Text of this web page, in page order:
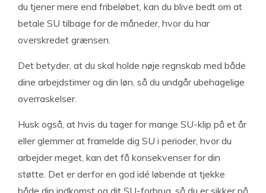
du tjener mere end fribeløbet, kan du blive bedt om at
betale SU tilbage for de måneder, hvor du har
overskredet grænsen.
Det betyder, at du skal holde nøje regnskab med både
dine arbejdstimer og din løn, så du undgår ubehagelige
overraskelser.
Husk også, at hvis du tager for mange SU-klip på et år
eller glemmer at framelde dig SU i perioder, hvor du
arbejder meget, kan det få konsekvenser for din
støtte. Det er derfor en god idé løbende at tjekke
både din indkomst og dit SU-forbrug, så du er sikker på